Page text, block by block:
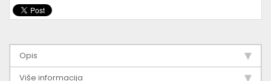
Opis
Više informacija